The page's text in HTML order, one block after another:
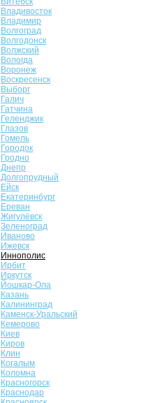
Владивосток
Владимир
Волгоград
Волгодонск
Волжский
Вологда
Воронеж
Воскресенск
Выборг
Галич
Гатчина
Геленджик
Глазов
Гомель
Городок
Гродно
Днепр
Долгопрудный
Ейск
Екатеринбург
Ереван
Жигулёвск
Зеленоград
Иваново
Ижевск
Иннополис
Ирбит
Иркутск
Йошкар-Ола
Казань
Калининград
Каменск-Уральский
Кемерово
Киев
Киров
Клин
Когалым
Коломна
Красногорск
Краснодар